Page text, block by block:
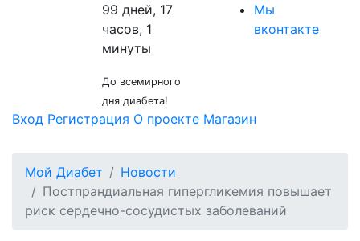
99 дней, 17
часов, 1
минуты
До всемирного
дня диабета!
Мы
вконтакте
Вход Регистрация О проекте Магазин
Мой Диабет
Новости
Постпрандиальная гипергликемия повышает
риск сердечно-сосудистых заболеваний